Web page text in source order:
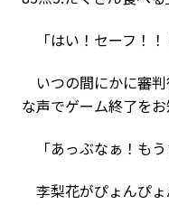
「はい！セーフ！！
いつの間にかに審
な声でゲーム終了をお
「あっぶなぁ！もう
李梨花がぴょんぴょ